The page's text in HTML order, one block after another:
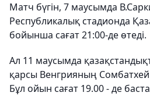
Матч бүгін, 7 маусымда
Республикалық стадионда
бойынша сағат 21:00-де өтеді.
Ал 11 маусымда
қарсы Венгрияның
Бұл ойын сағат 19.00 - де